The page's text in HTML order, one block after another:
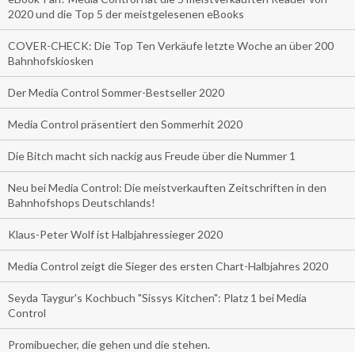
2020 und die Top 5 der meistgelesenen eBooks
COVER-CHECK: Die Top Ten Verkäufe letzte Woche an über 200
Bahnhofskiosken
Der Media Control Sommer-Bestseller 2020
Media Control präsentiert den Sommerhit 2020
Die Bitch macht sich nackig aus Freude über die Nummer 1
Neu bei Media Control: Die meistverkauften Zeitschriften in den
Bahnhofshops Deutschlands!
Klaus-Peter Wolf ist Halbjahressieger 2020
Media Control zeigt die Sieger des ersten Chart-Halbjahres 2020
Seyda Taygur's Kochbuch "Sissys Kitchen": Platz 1 bei Media
Control
Promibuecher, die gehen und die stehen.